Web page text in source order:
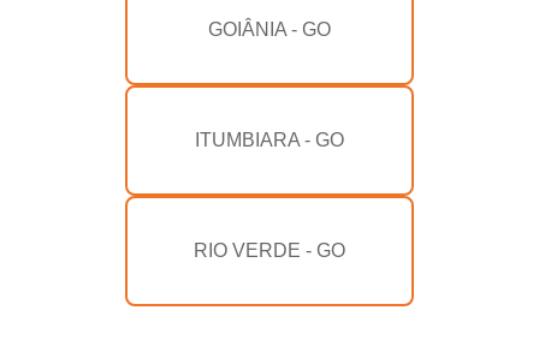
GOIÂNIA - GO
ITUMBIARA - GO
RIO VERDE - GO